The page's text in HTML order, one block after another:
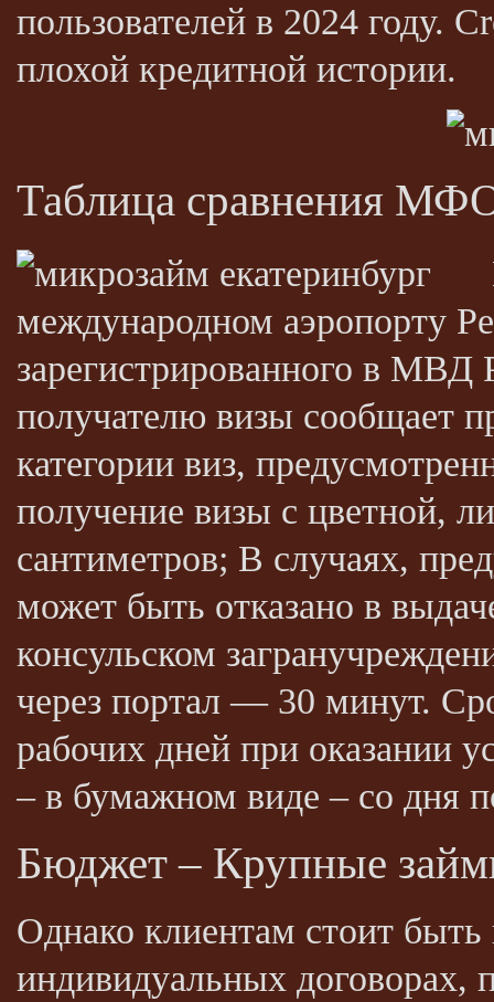
пользователей в 2024 году.
плохой кредитной истории.
Таблица сравнения
международном аэропорту
зарегистрированного в
получателю визы сообщает
категории виз,
получение визы с цветной,
сантиметров; В случаях,
может быть отказано в
консульском
через портал — 30 минут.
рабочих дней при оказании
– в бумажном виде – со дня
Бюджет – Крупные
Однако клиентам стоит
индивидуальных договорах,